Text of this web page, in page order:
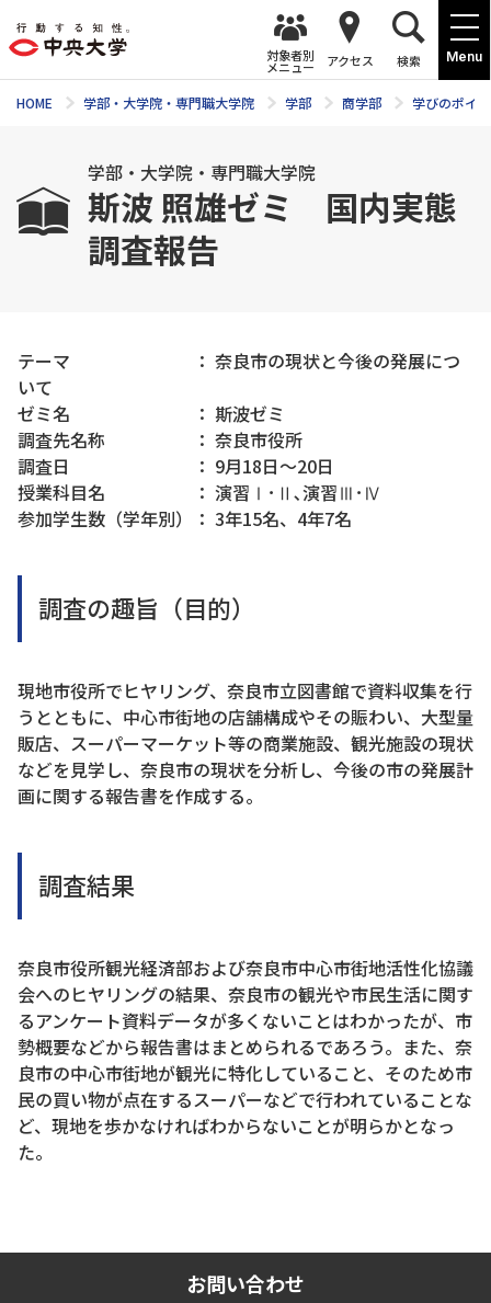
Menu
対象者別
メニュー アクセス 検索
HOME 学部・大学院・専門職大学院 学部 商学部 学びのポイ
学部・大学院・専門職大学院
斯波 照雄ゼミ 国内実態
調査報告
テーマ ： 奈良市の現状と今後の発展につ
いて
ゼミ名 ： 斯波ゼミ
調査先名称 ： 奈良市役所
調査日 ： 9月18日～20日
授業科目名 ： 演習Ⅰ･Ⅱ､演習Ⅲ･Ⅳ
参加学生数（学年別）： 3年15名、4年7名
調査の趣旨（目的）
現地市役所でヒヤリング、奈良市立図書館で資料収集を行
うとともに、中心市街地の店舗構成やその賑わい、大型量
販店、スーパーマーケット等の商業施設、観光施設の現状
などを見学し、奈良市の現状を分析し、今後の市の発展計
画に関する報告書を作成する。
調査結果
奈良市役所観光経済部および奈良市中心市街地活性化協議
会へのヒヤリングの結果、奈良市の観光や市民生活に関す
るアンケート資料データが多くないことはわかったが、市
勢概要などから報告書はまとめられるであろう。また、奈
良市の中心市街地が観光に特化していること、そのため市
民の買い物が点在するスーパーなどで行われていることな
ど、現地を歩かなければわからないことが明らかとなっ
た。
お問い合わせ